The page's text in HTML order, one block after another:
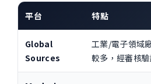
平台 特點
Global
Sources
工業/電子領域
較多，經審核